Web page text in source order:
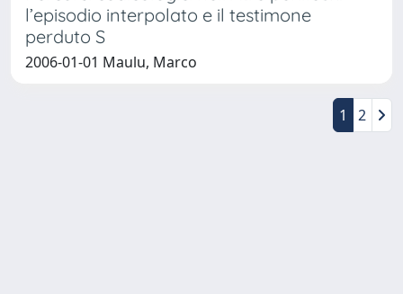
l’episodio interpolato e il testimone
perduto S
2006-01-01 Maulu, Marco
1 2